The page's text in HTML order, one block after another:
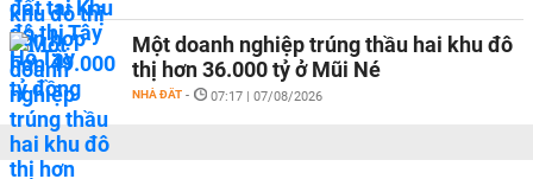
Một doanh nghiệp trúng thầu hai khu đô
thị hơn 36.000 tỷ ở Mũi Né
NHÀ ĐẤT - 07:17 | 07/08/2026